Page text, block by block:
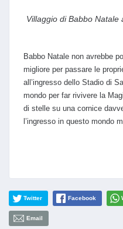
Villaggio di Babbo Natale
Babbo Natale non avrebbe
migliore per passare le
all’ingresso dello Stadio di
mondo per far rivivere la
di stelle su una cornice
l’ingresso in questo mondo
Twitter Facebook
Email